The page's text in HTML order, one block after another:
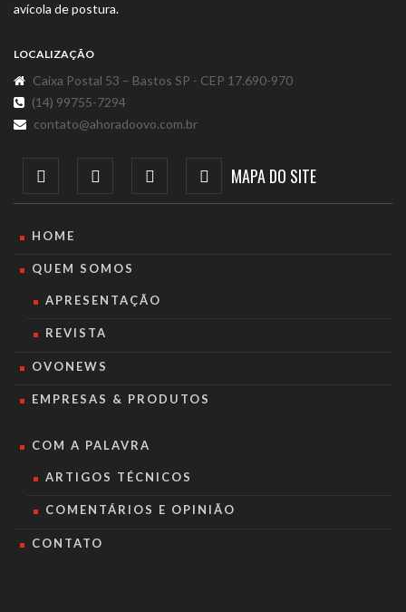
avícola de postura.
LOCALIZAÇÃO
Caixa Postal 53 – Bastos SP - CEP 17.690-970
(14) 99755-7294
contato@ahoradoovo.com.br
MAPA DO SITE
HOME
QUEM SOMOS
APRESENTAÇÃO
REVISTA
OVONEWS
EMPRESAS & PRODUTOS
COM A PALAVRA
ARTIGOS TÉCNICOS
COMENTÁRIOS E OPINIÃO
CONTATO